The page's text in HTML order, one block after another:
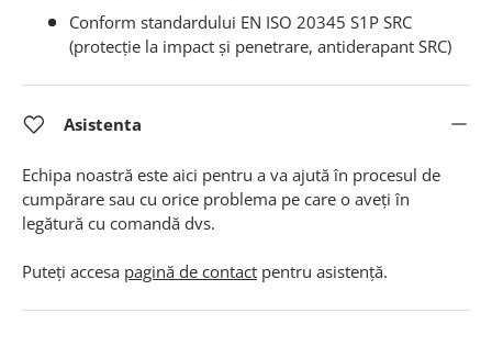
Conform standardului EN ISO 20345 S1P SRC
(protecție la impact și penetrare, antiderapant SRC)
Asistenta
Echipa noastră este aici pentru a va ajută în procesul de
cumpărare sau cu orice problema pe care o aveți în
legătură cu comandă dvs.
Puteți accesa pagină de contact pentru asistență.